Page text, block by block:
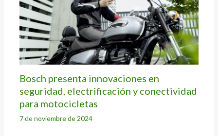
Bosch presenta innovaciones en
seguridad, electrificación y conectividad
para motocicletas
7 de noviembre de 2024